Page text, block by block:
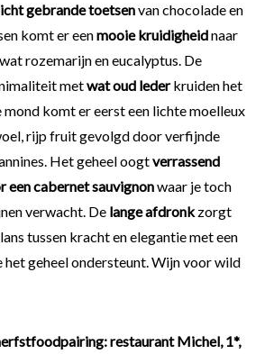
gebrande toetsenvan chocolade en
komt er eenmooie kruidigheidnaar
rozemarijn en eucalyptus. De
metwat oud lederkruiden het
komt er eerst een lichte moelleux
rijp fruit gevolgd door verfijnde
Het geheel oogtverrassend
een cabernet sauvignonwaar je toch
verwacht. De lange afdronkzorgt
tussen kracht en elegantie met een
het geheel ondersteunt. Wijn voor wild
restaurant Michel, 1*,